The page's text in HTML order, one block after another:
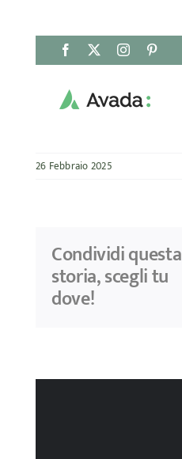
Salta
al
contenuto
Facebook Instagram
26 Febbraio 2025
Condividi questa
storia, scegli tu
dove!